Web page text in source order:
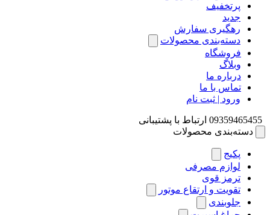
پرتخفیف
جدید
رهگیری سفارش
دسته‌بندی محصولات
فروشگاه
وبلاگ
درباره ما
تماس با ما
ورود | ثبت نام
09359465455 ارتباط با پشتیبانی
دسته‌بندی محصولات
پکیج
لوازم مصرفی
ترمز قوی
تقویت و ارتقاع موتور
جلوبندی